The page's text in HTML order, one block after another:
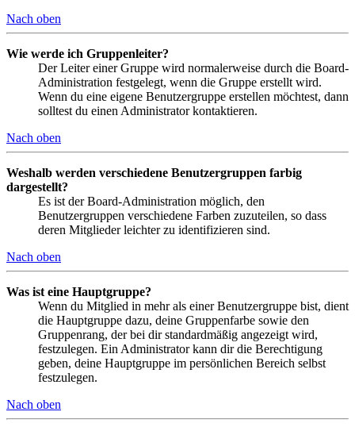
Nach oben
Wie werde ich Gruppenleiter?
Der Leiter einer Gruppe wird normalerweise durch die Board-
Administration festgelegt, wenn die Gruppe erstellt wird.
Wenn du eine eigene Benutzergruppe erstellen möchtest, dann
solltest du einen Administrator kontaktieren.
Nach oben
Weshalb werden verschiedene Benutzergruppen farbig
dargestellt?
Es ist der Board-Administration möglich, den
Benutzergruppen verschiedene Farben zuzuteilen, so dass
deren Mitglieder leichter zu identifizieren sind.
Nach oben
Was ist eine Hauptgruppe?
Wenn du Mitglied in mehr als einer Benutzergruppe bist, dient
die Hauptgruppe dazu, deine Gruppenfarbe sowie den
Gruppenrang, der bei dir standardmäßig angezeigt wird,
festzulegen. Ein Administrator kann dir die Berechtigung
geben, deine Hauptgruppe im persönlichen Bereich selbst
festzulegen.
Nach oben